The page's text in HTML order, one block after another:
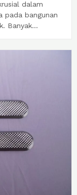
dalam
pada bangunan
Banyak...